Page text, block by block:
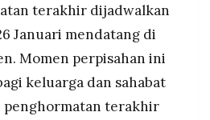
terakhir dijadwalkan
Januari mendatang di
Momen perpisahan ini
keluarga dan sahabat
terakhir